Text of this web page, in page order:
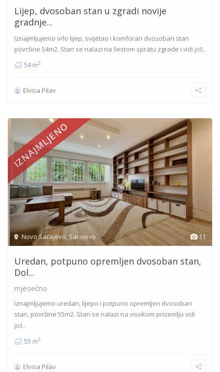
Lijep, dvosoban stan u zgradi novije
gradnje...
Iznajmljujemo vrlo lijep, svijetao i komforan dvosoban stan
površine 54m2. Stan se nalazi na šestom spratu zgrade i vidi još..
54 m2
Elvisa Pilav
11
Novo Sarajevo, Sarajevo
IZNAJMLJENO
Uredan, potpuno opremljen dvosoban stan,
Dol...
mjesečno
Iznajmljujemo uredan, lijepo i potpuno opremljen dvosoban
stan, površine 55m2. Stan se nalazi na visokom prizemlju vidi
još..
55 m2
Elvisa Pilav